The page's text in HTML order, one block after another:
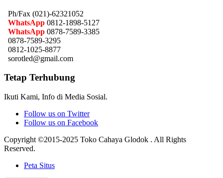
Ph/Fax (021)-62321052
WhatsApp 0812-1898-5127
WhatsApp 0878-7589-3385
0878-7589-3295
0812-1025-8877
sorotled@gmail.com
Tetap Terhubung
Ikuti Kami, Info di Media Sosial.
Follow us on Twitter
Follow us on Facebook
Copyright ©2015-2025 Toko Cahaya Glodok . All Rights
Reserved.
Peta Situs